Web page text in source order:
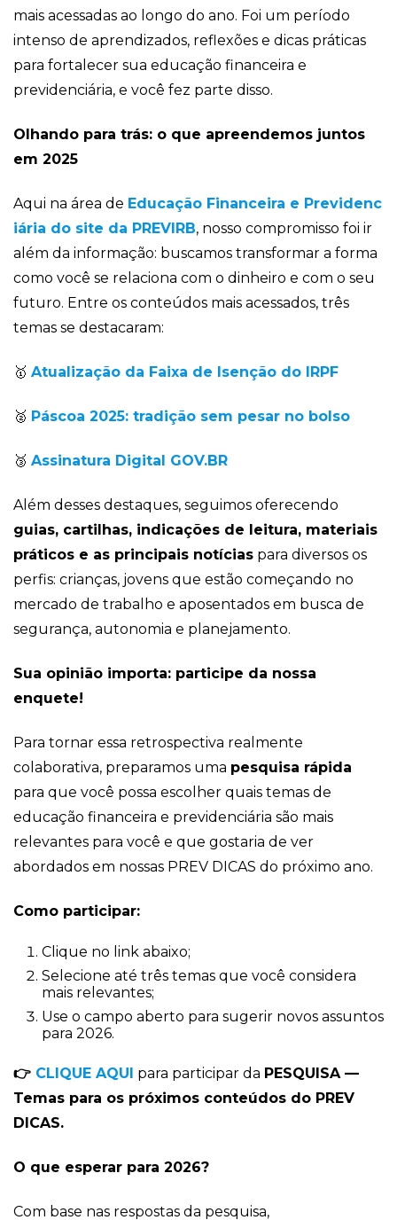
mais acessadas ao longo do ano. Foi um período
intenso de aprendizados, reflexões e dicas práticas
para fortalecer sua educação financeira e
previdenciária, e você fez parte disso.
Olhando para trás: o que apreendemos juntos
em 2025
Aqui na área de Educação Financeira e Previdenc
iária do site da PREVIRB, nosso compromisso foi ir
além da informação: buscamos transformar a forma
como você se relaciona com o dinheiro e com o seu
futuro. Entre os conteúdos mais acessados, três
temas se destacaram:
🥇 Atualização da Faixa de Isenção do IRPF
🥈 Páscoa 2025: tradição sem pesar no bolso
🥉 Assinatura Digital GOV.BR
Além desses destaques, seguimos oferecendo
guias, cartilhas, indicações de leitura, materiais
práticos e as principais notícias para diversos os
perfis: crianças, jovens que estão começando no
mercado de trabalho e aposentados em busca de
segurança, autonomia e planejamento.
Sua opinião importa: participe da nossa
enquete!
Para tornar essa retrospectiva realmente
colaborativa, preparamos uma pesquisa rápida
para que você possa escolher quais temas de
educação financeira e previdenciária são mais
relevantes para você e que gostaria de ver
abordados em nossas PREV DICAS do próximo ano.
Como participar:
Clique no link abaixo;
Selecione até três temas que você considera
mais relevantes;
Use o campo aberto para sugerir novos assuntos
para 2026.
👉 CLIQUE AQUI para participar da PESQUISA —
Temas para os próximos conteúdos do PREV
DICAS.
O que esperar para 2026?
Com base nas respostas da pesquisa,